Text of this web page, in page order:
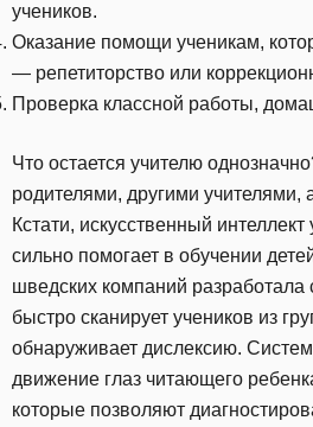
учеников.
Оказание помощи ученикам,
— репетиторство или
Проверка классной работы,
Что остается учителю
родителями, другими учителями,
Кстати, искусственный
сильно помогает в обучении
шведских компаний разработала
быстро сканирует учеников из
обнаруживает дислексию.
движение глаз читающего
которые позволяют